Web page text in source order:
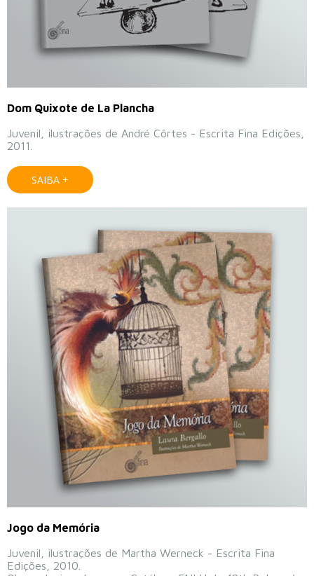
Dom Quixote de La Plancha
Juvenil, ilustrações de André Côrtes - Escrita Fina Edições,
2011.
SAIBA +
Jogo da Memória
Juvenil, ilustrações de Martha Werneck - Escrita Fina
Edições, 2010.